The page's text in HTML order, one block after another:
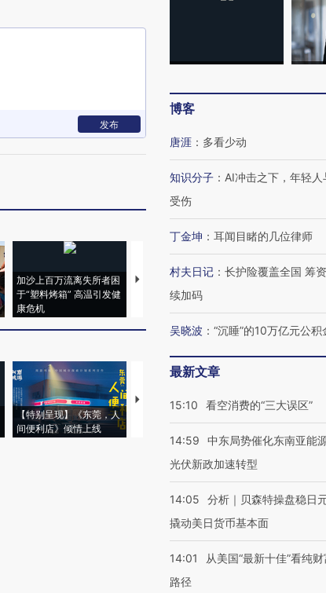
发布
加沙上百万流离失所者困
于“塑料烤箱” 高温引发健
康危机
马航飞行员跨国走私7万
粒摇头丸 尿检体内含3种
视线｜HYROX
【特别呈现】《东莞，人
间便利店》倾情上线
【推广】走进第四届链博
会，让数智科技“链”接产
【特别呈现】
博客
唐涯 ： 多看少动
知识分子 ： AI冲击之下，年轻
受伤
丁金坤 ： 耳闻目睹的几位律师
村夫日记 ： 长护险覆盖全国 筹
续加码
吴晓波 ： “沉睡”的10万亿元公积
最新文章
15:10 看空消费的“三大误区”
14:59
中东局势催化东南亚能
光伏新政加速转型
14:05
分析｜贝森特操盘稳日
撬动美日货币基本面
14:01
从美国“最新十佳”看纯
路径